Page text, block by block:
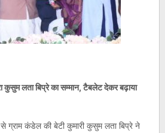
कुसुम लता बिप्रे का सम्मान, टैबलेट देकर बढ़ाया
ग्राम कंडेल की बेटी कुमारी कुसुम लता बिप्रे ने